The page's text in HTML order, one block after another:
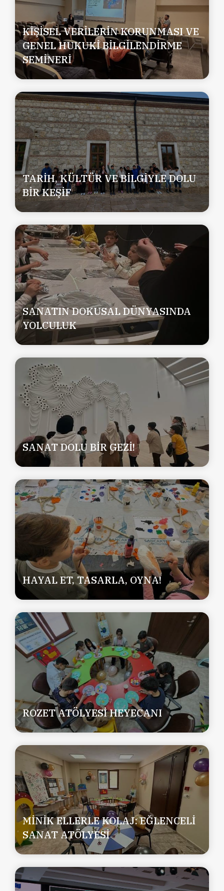
KİŞİSEL VERİLERİN KORUNMASI VE
GENEL HUKUKİ BİLGİLENDİRME
SEMİNERİ
TARİH, KÜLTÜR VE BİLGİYLE DOLU
BİR KEŞİF
SANATIN DOKUSAL DÜNYASINDA
YOLCULUK
SANAT DOLU BİR GEZİ!
HAYAL ET, TASARLA, OYNA!
ROZET ATÖLYESİ HEYECANI
MİNİK ELLERLE KOLAJ: EĞLENCELİ
SANAT ATÖLYESİ